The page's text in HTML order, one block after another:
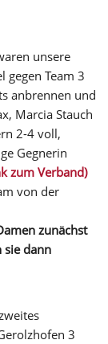
unsere
gegen Team 3
anbrennen und
Marcia Stauch
2-4 voll,
Gegnerin
zum Verband)
von der
zunächst
sie dann
3